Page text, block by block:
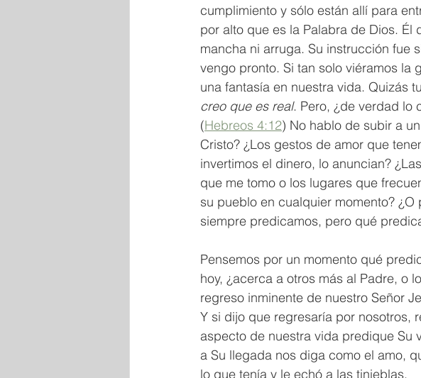
cumplimiento y sólo están allí para
por alto que es la Palabra de Dios.
mancha ni arruga. Su instrucción fue
vengo pronto. Si tan solo viéramos la
una fantasía en nuestra vida. Quizás
creo que es real. Pero, ¿de verdad lo
(Hebreos 4:12) No hablo de subir a
Cristo? ¿Los gestos de amor que
invertimos el dinero, lo anuncian?
que me tomo o los lugares que
su pueblo en cualquier momento?
siempre predicamos, pero qué
Pensemos por un momento qué
hoy, ¿acerca a otros más al Padre, o
regreso inminente de nuestro Señor
Y si dijo que regresaría por nosotros,
aspecto de nuestra vida predique Su
a Su llegada nos diga como el amo,
lo que tenía y le echó a las tinieblas.